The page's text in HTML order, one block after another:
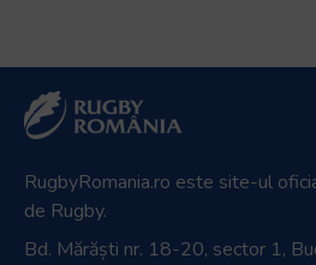
RugbyRomania.ro este site-ul
de Rugby.
Bd. Mărăști nr. 18-20, sector 1,